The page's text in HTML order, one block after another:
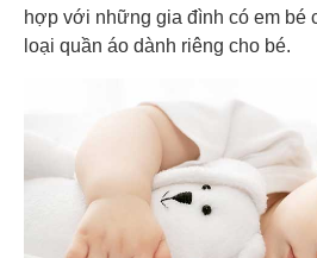
hợp với những gia đình có em bé
loại quần áo dành riêng cho bé.